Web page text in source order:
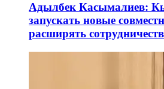
Адылбек Касымалиев:
запускать новые
расширять